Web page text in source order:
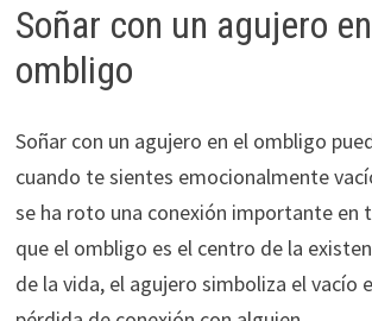
Soñar con un agujero
ombligo
Soñar con un agujero en el ombligo
cuando te sientes emocionalmente
se ha roto una conexión importante en
que el ombligo es el centro de la
de la vida, el agujero simboliza el vacío